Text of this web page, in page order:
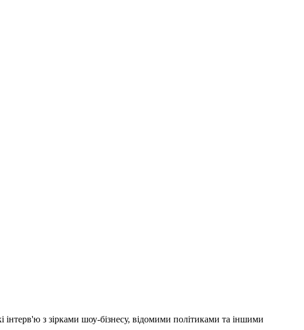
інтерв'ю з зірками шоу-бізнесу, відомими політиками та іншими